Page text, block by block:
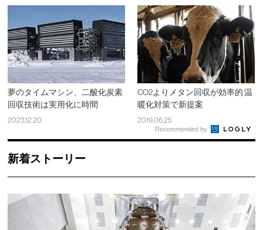
夢のタイムマシン、二酸化炭素
回収技術は実用化に時間
2023.12.20
CO2よりメタン回収が効率的 温
暖化対策で新提案
2019.06.25
Recommended by
新着ストーリー